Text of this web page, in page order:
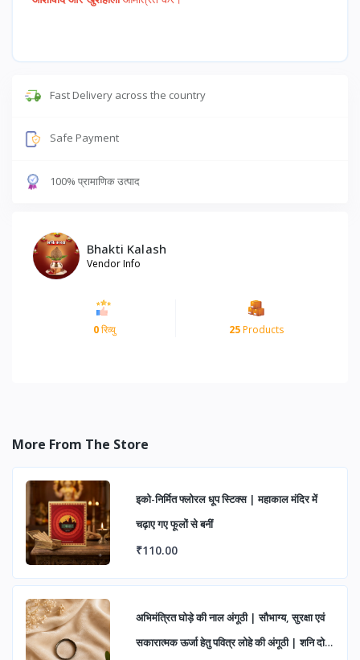
Fast Delivery across the country
Safe Payment
100% प्रामाणिक उत्पाद
Bhakti Kalash
Vendor Info
0रिव्यु 25Products
More From The Store
इको-निर्मित फ्लोरल धूप स्टिक्स | महाकाल मंदिर में
चढ़ाए गए फूलों से बनीं
₹110.00
अभिमंत्रित घोड़े की नाल अंगूठी | सौभाग्य, सुरक्षा एवं
सकारात्मक ऊर्जा हेतु पवित्र लोहे की अंगूठी | शनि दोष